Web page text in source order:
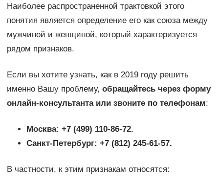
Наиболее распространенной трактовкой этого
понятия является определение его как союза между
мужчиной и женщиной, который характеризуется
рядом признаков.
Если вы хотите узнать, как в 2019 году решить
именно Вашу проблему, обращайтесь через форму
онлайн-консультанта или звоните по телефонам:
Москва: +7 (499) 110-86-72.
Санкт-Петербург: +7 (812) 245-61-57.
В частности, к этим признакам относятся: